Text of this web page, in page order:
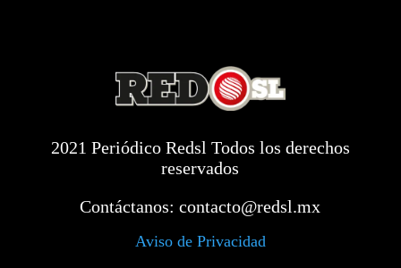
2021 Periódico Redsl Todos los derechos
reservados
Contáctanos:contacto@redsl.mx
Aviso de Privacidad